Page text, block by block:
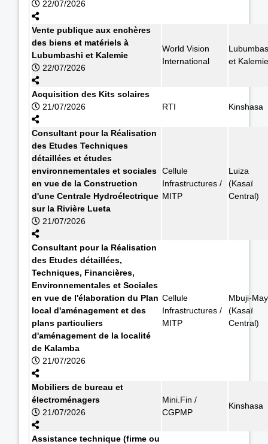
22/07/2026
Vente publique aux enchères
des biens et matériels à
Lubumbashi et Kalemie
22/07/2026
World Vision
International
et Kalemie
Acquisition des Kits solaires
21/07/2026
RTI Kinshasa
Consultant pour la Réalisation
des Etudes Techniques
détaillées et études
environnementales et sociales
en vue de la Construction
d'une Centrale Hydroélectrique
sur la Rivière Lueta
21/07/2026
Cellule
Infrastructures /
MITP
Luiza
(Kasaï
Central)
Consultant pour la Réalisation
des Etudes détaillées,
Techniques, Financières,
Environnementales et Sociales
en vue de l'élaboration du Plan
local d'aménagement et des
plans particuliers
d'aménagement de la localité
de Kalamba
21/07/2026
Cellule
Infrastructures /
MITP
Mbuji-
(Kasaï
Central)
Mobiliers de bureau et
électroménagers
21/07/2026
Mini.Fin /
CGPMP
Kinshasa
Assistance technique (firme ou